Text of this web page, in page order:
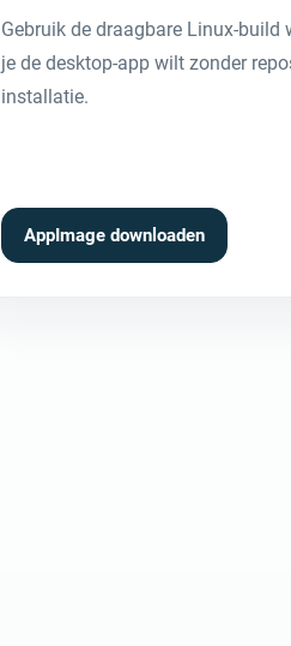
Gebruik de draagbare Linux-build
je de desktop-app wilt zonder
installatie.
AppImage downloaden